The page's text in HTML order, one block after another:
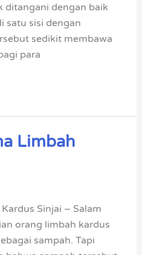
ditangani dengan baik
satu sisi dengan
sedikit membawa
para
Limbah
Sinjai – Salam
orang limbah kardus
sampah. Tapi